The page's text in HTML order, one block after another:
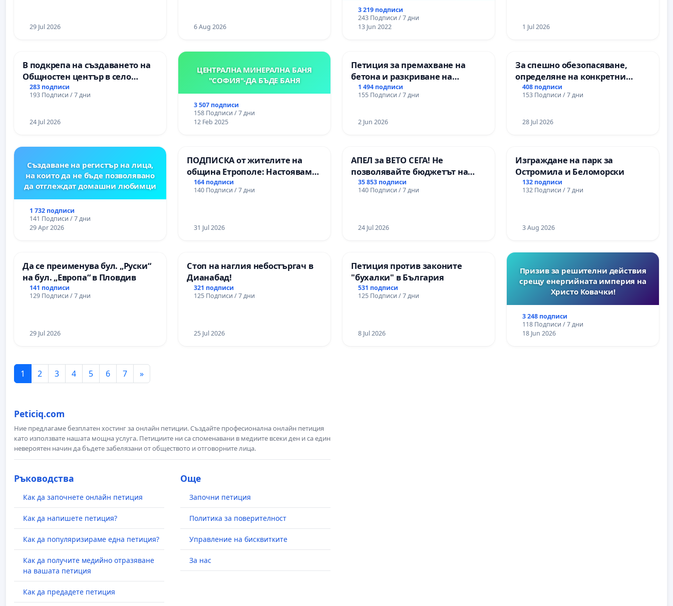
(БУНАРДЖИК)
29 Jul 2026
Александър I“ и Хуманитарна
6 Aug 2026
3 219 подписи
243 Подписи / 7 дни
13 Jun 2022
1 Jul 2026
В подкрепа на създаването на
Общностен център в село
Църква
283 подписи
193 Подписи / 7 дни
24 Jul 2026
ЦЕНТРАЛНА МИНЕРАЛНА БАНЯ
"СОФИЯ"-ДА БЪДЕ БАНЯ
3 507 подписи
158 Подписи / 7 дни
12 Feb 2025
Петиция за премахване на
бетона и разкриване на
античното сърце на
Могиланската могила във
1 494 подписи
155 Подписи / 7 дни
2 Jun 2026
За спешно обезопасяване,
определяне на конкретни
срокове и извършване на
цялостна рехабилитация на
пътен възел АМ „Тракия“ - гр.
408 подписи
153 Подписи / 7 дни
28 Jul 2026
Създаване на регистър на лица,
на които да не бъде позволявано
да отглеждат домашни любимци
1 732 подписи
141 Подписи / 7 дни
29 Apr 2026
ПОДПИСКА от жителите на
община Етрополе: Настояваме
за ясни гаранции от “Елаците-
МЕД” АД и от държавата, че ще
164 подписи
140 Подписи / 7 дни
31 Jul 2026
АПЕЛ за ВЕТО СЕГА! Не
позволявайте бюджетът на
Радев да открадне парите и
правата ни в тъмното
35 853 подписи
140 Подписи / 7 дни
24 Jul 2026
Изграждане на парк за
Остромила и Беломорски
132 подписи
132 Подписи / 7 дни
3 Aug 2026
Да се преименува бул. „Руски“
на бул. „Европа“ в Пловдив
141 подписи
129 Подписи / 7 дни
29 Jul 2026
Стоп на наглия небостъргач в
Дианабад!
321 подписи
125 Подписи / 7 дни
25 Jul 2026
Петиция против законите
"бухалки" в България
531 подписи
125 Подписи / 7 дни
8 Jul 2026
Призив за решителни действия
срещу енергийната империя на
Христо Ковачки!
3 248 подписи
118 Подписи / 7 дни
18 Jun 2026
1 2 3 4 5 6 7 »
Peticiq.com
Ние предлагаме безплатен хостинг за онлайн петиции. Създайте професионална онлайн петиция
като използвате нашата мощна услуга. Петициите ни са споменавани в медиите всеки ден и са един
невероятен начин да бъдете забелязани от обществото и отговорните лица.
Ръководства
Как да започнете онлайн петиция
Как да напишете петиция?
Как да популяризираме една петиция?
Как да получите медийно отразяване
на вашата петиция
Как да предадете петиция
Още
Започни петиция
Политика за поверителност
Управление на бисквитките
За нас